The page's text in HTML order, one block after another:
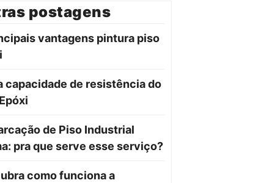
postagens
vantagens pintura piso
capacidade de resistência do
de Piso Industrial
pra que serve esse serviço?
como funciona a